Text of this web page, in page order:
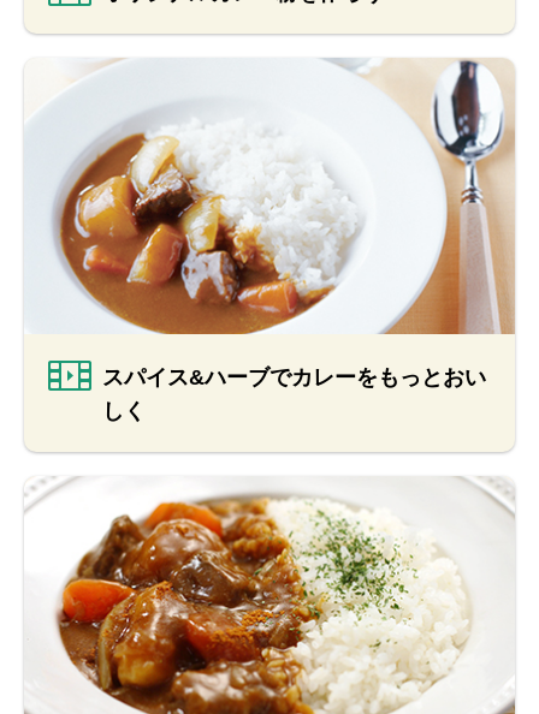
スパイス&ハーブでカレーをもっとおい
しく